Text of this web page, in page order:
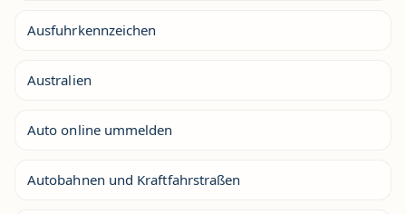
Ausfuhrkennzeichen
Australien
Auto online ummelden
Autobahnen und Kraftfahrstraßen